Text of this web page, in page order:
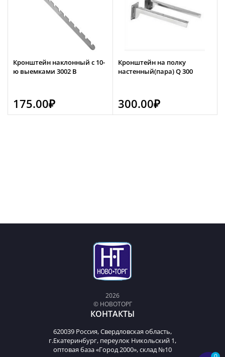
Кронштейн наклонный с 10-
ю выемками 3002 В
175.00₽
Кронштейн на полку
настенный(пара) Q 300
300.00₽
2026
© НОВОТОРГ
КОНТАКТЫ
620039 Россия, Свердловская область,
г.Екатеринбург, переулок Никольский 1,
оптовая база «Город 2000», склад №10